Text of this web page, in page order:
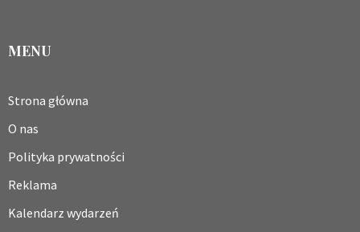
MENU
Strona główna
O nas
Polityka prywatności
Reklama
Kalendarz wydarzeń